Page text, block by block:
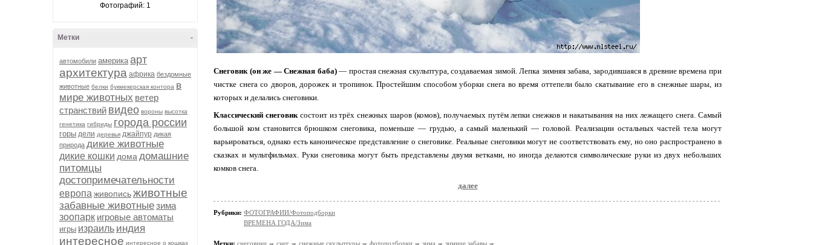
Фотографий: 1
-
Метки
автомобили америка арт
архитектура африка бездомные
животные белки букмекерская контора в
мире животных ветер
странствий видео вороны высотка
генетика гибриды города россии
горы дели деревья джайпур дикая
природа дикие животные
дикие кошки дома домашние
питомцы
достопримечательности
европа живописьживотные
забавные животныезима
зоопарк игровые автоматы
игры израиль индия
интересное интересное о кошках
Снеговик (он же — Снежная баба)— простая снежная скульптура, создаваемая зимой. Лепка зимняя забава, зародившаяся в древние времена при
чистке снега со дворов, дорожек и тропинок. Простейшим способом уборки снега во время оттепели было скатывание его в снежные шары, из
которых и делались снеговики.
Классический снеговиксостоит из трёх снежных шаров (комов), получаемых путём лепки снежков и накатывания на них лежащего снега. Самый
большой ком становится брюшком снеговика, поменьше — грудью, а самый маленький — головой. Реализации остальных частей тела могут
варьироваться, однако есть каноническое представление о снеговике. Реальные снеговики могут не соответствовать ему, но оно распространено в
сказках и мультфильмах. Руки снеговика могут быть представлены двумя ветками, но иногда делаются символические руки из двух небольших
комков снега.
далее
Рубрики: ФОТОГРАФИИ/Фотоподборки
ВРЕМЕНА ГОДА/Зима
Метки: снеговики снег снежные скульптуры фотоподборки зима зимние забавы